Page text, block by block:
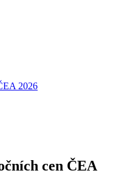
2026
cen ČEA